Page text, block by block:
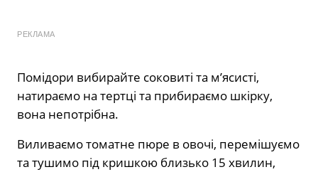
РЕКЛАМА
Помідори вибирайте соковиті та м’ясисті,
натираємо на тертці та прибираємо шкірку,
вона непотрібна.
Виливаємо томатне пюре в овочі, перемішуємо
та тушимо під кришкою близько 15 хвилин,